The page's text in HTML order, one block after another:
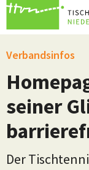
Zum Hauptinhalt
Verbandsinfos
seiner
Der